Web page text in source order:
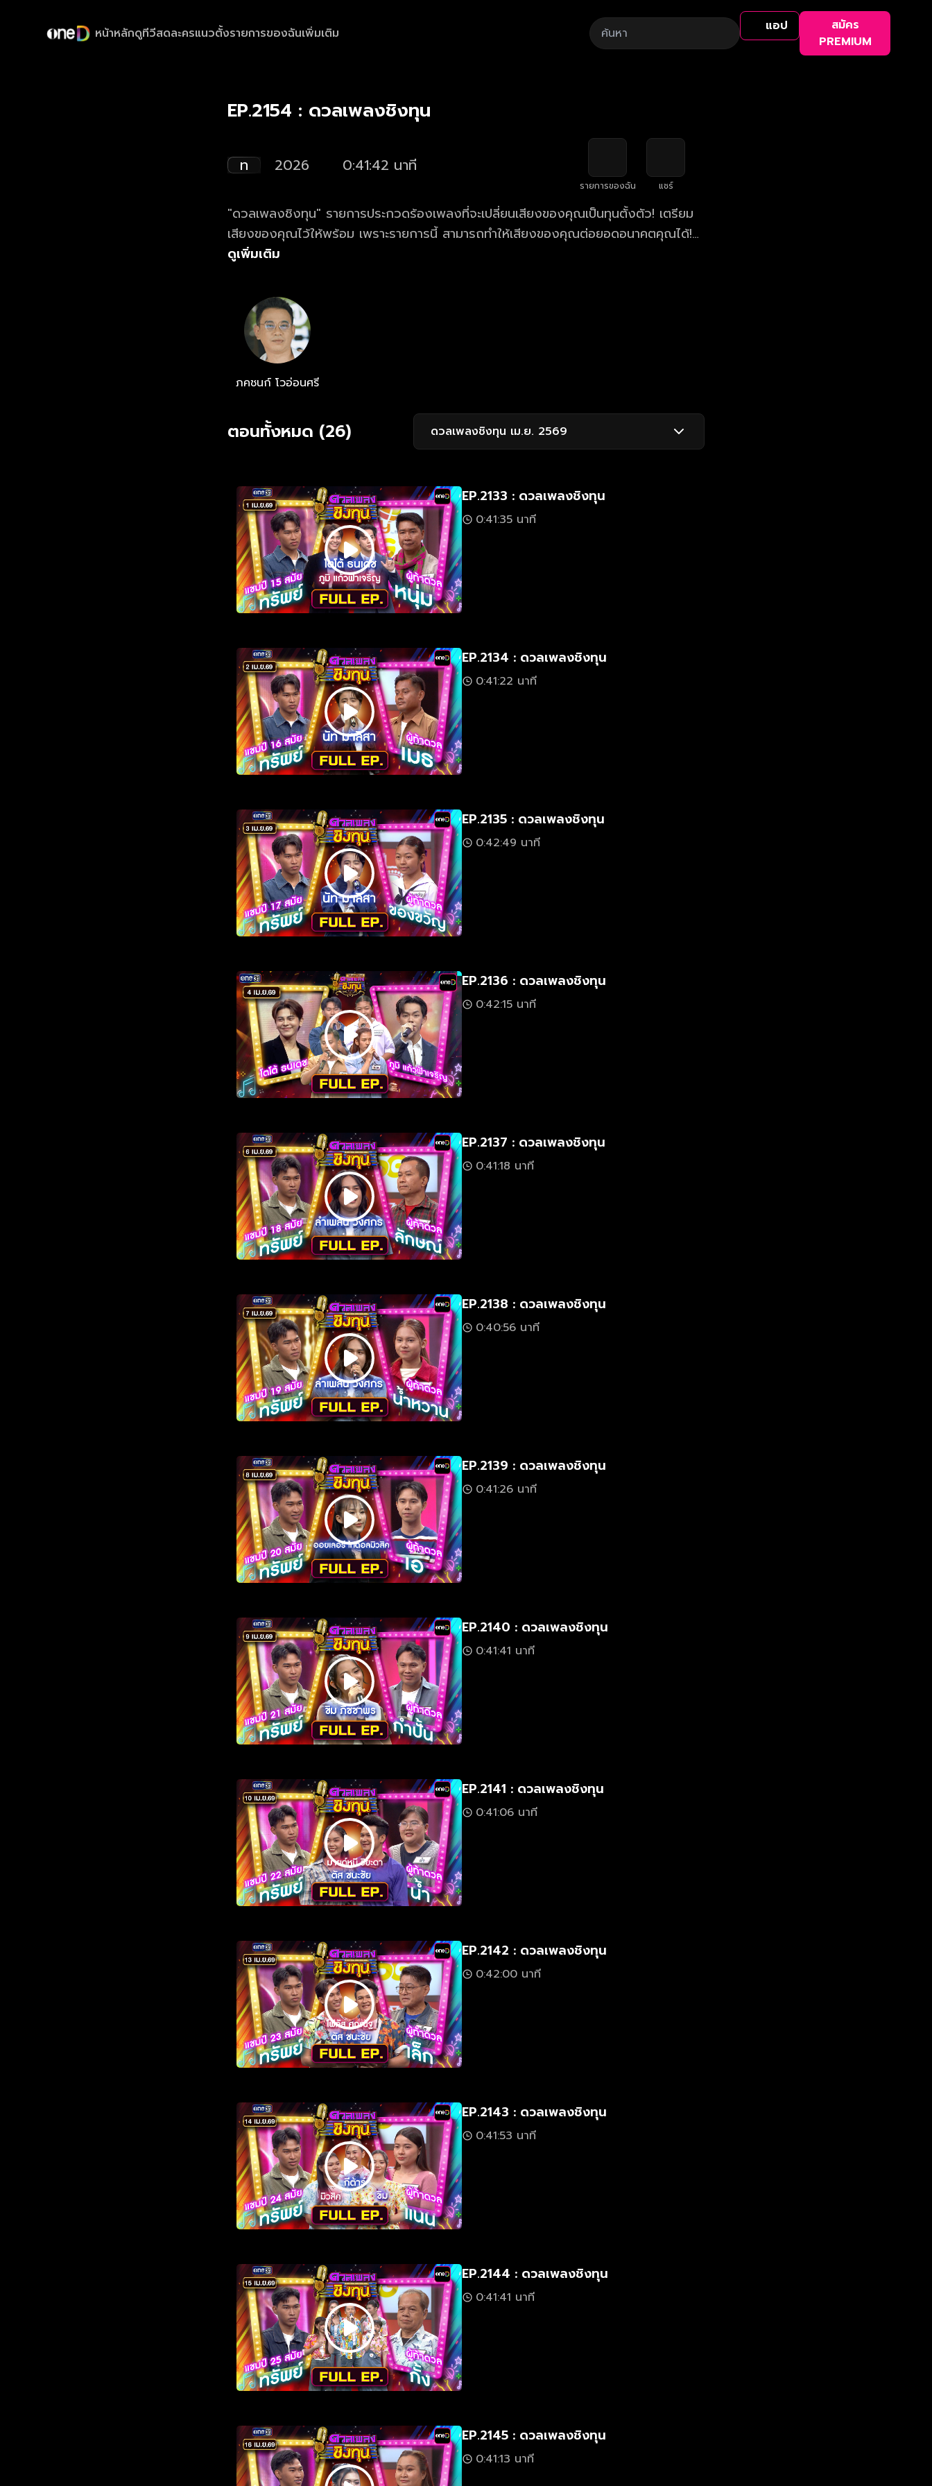
หน้าหลักดูทีวีสดละครแนวตั้งรายการของฉันเพิ่มเติม แอป
สมัคร
PREMIUM
EP.2154 : ดวลเพลงชิงทุน
ท 2026 0:41:42 นาที
รายการของฉัน แชร์
"ดวลเพลงชิงทุน" รายการประกวดร้องเพลงที่จะเปลี่ยนเสียงของคุณเป็นทุนตั้งตัว! เตรียม
เสียงของคุณไว้ให้พร้อม เพราะรายการนี้ สามารถทำให้เสียงของคุณต่อยอดอนาคตคุณได้!
ดูย้อนหลังรายการ ดวลเพลงชิงทุน ตอนใหม่ล่าสุด ทุกวันจันทร์ - เสาร์ เวลา 19.00 น.
ดูเพิ่มเติม
ภคชนก์ โวอ่อนศรี
ตอนทั้งหมด (26) ดวลเพลงชิงทุน เม.ย. 2569
EP.2133 : ดวลเพลงชิงทุน
0:41:35 นาที
EP.2134 : ดวลเพลงชิงทุน
0:41:22 นาที
EP.2135 : ดวลเพลงชิงทุน
0:42:49 นาที
EP.2136 : ดวลเพลงชิงทุน
0:42:15 นาที
EP.2137 : ดวลเพลงชิงทุน
0:41:18 นาที
EP.2138 : ดวลเพลงชิงทุน
0:40:56 นาที
EP.2139 : ดวลเพลงชิงทุน
0:41:26 นาที
EP.2140 : ดวลเพลงชิงทุน
0:41:41 นาที
EP.2141 : ดวลเพลงชิงทุน
0:41:06 นาที
EP.2142 : ดวลเพลงชิงทุน
0:42:00 นาที
EP.2143 : ดวลเพลงชิงทุน
0:41:53 นาที
EP.2144 : ดวลเพลงชิงทุน
0:41:41 นาที
EP.2145 : ดวลเพลงชิงทุน
0:41:13 นาที